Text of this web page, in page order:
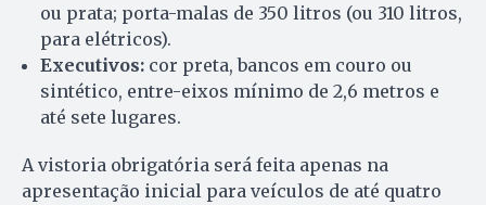
ou prata; porta-malas de 350 litros (ou 310 litros,
para elétricos).
Executivos: cor preta, bancos em couro ou
sintético, entre-eixos mínimo de 2,6 metros e
até sete lugares.
A vistoria obrigatória será feita apenas na
apresentação inicial para veículos de até quatro